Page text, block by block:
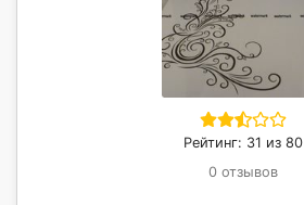
Рейтинг: 31 из 80
0 отзывов